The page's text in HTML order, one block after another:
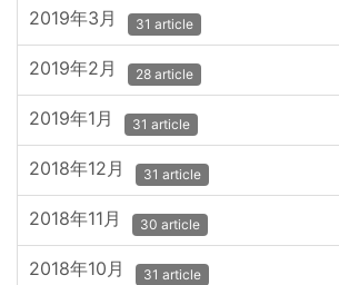
2019年3月 31 article
2019年2月 28 article
2019年1月 31 article
2018年12月 31 article
2018年11月 30 article
2018年10月 31 article